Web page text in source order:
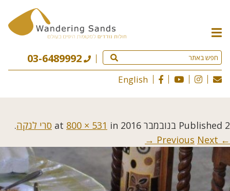
תפריט
האתר
03-6489992
English
Published 2 בנובמבר 2016 800 × 531 in סרי לנקה.
← Previous
Next →